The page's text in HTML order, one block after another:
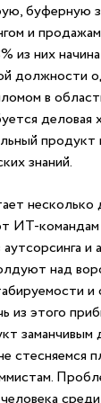
буферную
и
из них
должности
в
деловая
продукт
знаний.
несколько
ИТ-
и
над
и
из этого
заманчивым
стесняемся